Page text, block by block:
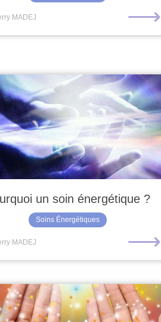
MADEJ ⟶
un soin énergétique ?
Soins Énergétiques
MADEJ ⟶